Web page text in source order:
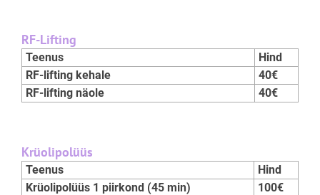
RF-Lifting
Teenus
Hind
RF-lifting kehale
40€
RF-lifting näole
40€
Krüolipolüüs
Teenus
Hind
Krüolipolüüs 1 piirkond (45 min)
100€